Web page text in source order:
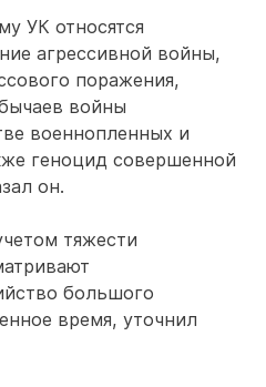
УК относятся
агрессивной войны,
поражения,
войны
военнопленных и
геноцид совершенной
он.
тяжести
большого
время, уточнил